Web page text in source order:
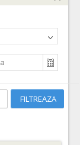
FILTREAZA